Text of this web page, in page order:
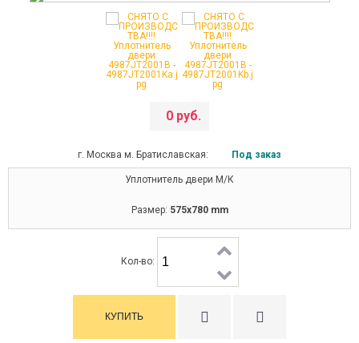
0 руб.
г. Москва м. Братиславская: Под заказ
Уплотнитель двери М/К
Размер: 575x780 mm
СНЯТО С ПРОИЗВОДСТВА!!!!
Кол-во: